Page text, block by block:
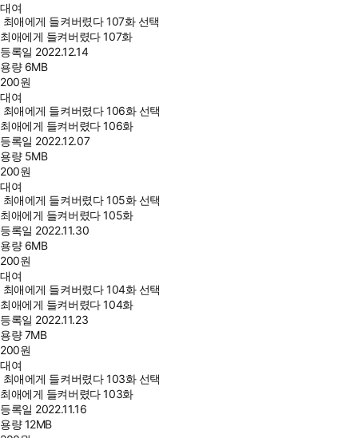
대여
최애에게 들켜버렸다 107화 선택
최애에게 들켜버렸다 107화
등록일 2022.12.14
용량 6MB
200원
대여
최애에게 들켜버렸다 106화 선택
최애에게 들켜버렸다 106화
등록일 2022.12.07
용량 5MB
200원
대여
최애에게 들켜버렸다 105화 선택
최애에게 들켜버렸다 105화
등록일 2022.11.30
용량 6MB
200원
대여
최애에게 들켜버렸다 104화 선택
최애에게 들켜버렸다 104화
등록일 2022.11.23
용량7MB
200원
대여
최애에게 들켜버렸다 103화 선택
최애에게 들켜버렸다 103화
등록일 2022.11.16
용량12MB